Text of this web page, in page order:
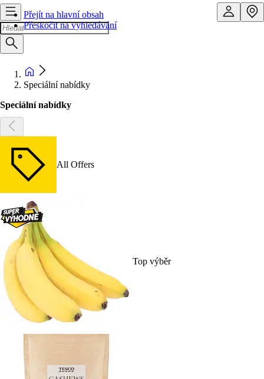
Přejít na hlavní obsah
Přeskočit na vyhledávání
Speciální nabídky
Speciální nabídky
All Offers
Top výběr